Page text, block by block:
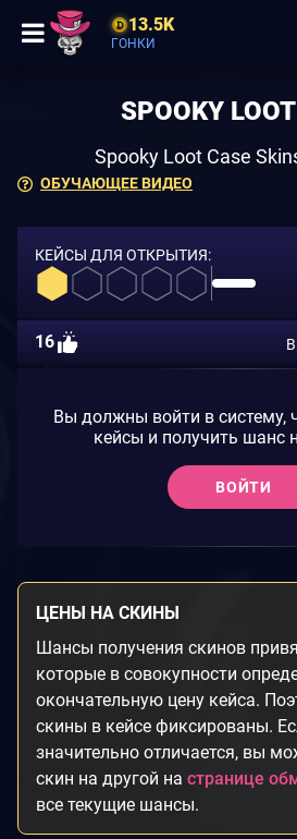
13.5K
ГОНКИ
ОБУЧАЮЩЕЕ ВИДЕО
SPOOKY
Spooky Loot Case
КЕЙСЫ ДЛЯ ОТКРЫТИЯ:
16
Вы должны войти в систему,
кейсы и получить шанс
ВОЙТИ
ЦЕНЫ НА СКИНЫ
Шансы получения скинов
которые в совокупности
окончательную цену кейса.
скины в кейсе фиксированы.
значительно отличается, вы
скин на другой на странице
все текущие шансы.